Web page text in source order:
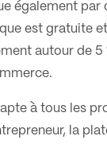
également par
est gratuite
autour de
à tous les
la